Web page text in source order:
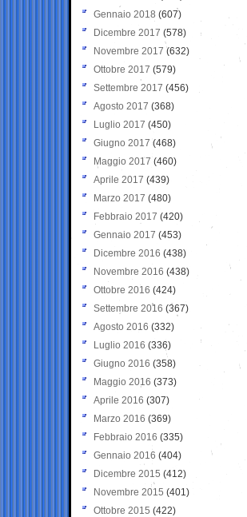
Gennaio 2018 (607)
Dicembre 2017 (578)
Novembre 2017 (632)
Ottobre 2017 (579)
Settembre 2017 (456)
Agosto 2017 (368)
Luglio 2017 (450)
Giugno 2017 (468)
Maggio 2017 (460)
Aprile 2017 (439)
Marzo 2017 (480)
Febbraio 2017 (420)
Gennaio 2017 (453)
Dicembre 2016 (438)
Novembre 2016 (438)
Ottobre 2016 (424)
Settembre 2016 (367)
Agosto 2016 (332)
Luglio 2016 (336)
Giugno 2016 (358)
Maggio 2016 (373)
Aprile 2016 (307)
Marzo 2016 (369)
Febbraio 2016 (335)
Gennaio 2016 (404)
Dicembre 2015 (412)
Novembre 2015 (401)
Ottobre 2015 (422)